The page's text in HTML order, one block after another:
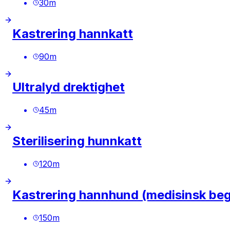
30m
Kastrering hannkatt
90m
Ultralyd drektighet
45m
Sterilisering hunnkatt
120m
Kastrering hannhund (medisinsk
150m